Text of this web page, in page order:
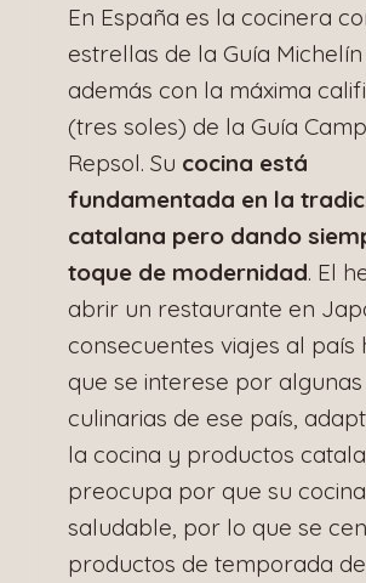
En España es la cocinera
estrellas de la Guía
además con la máxima
(tres soles) de la Guía
Repsol. Su cocina está
fundamentada en la
catalana pero dando
toque de modernidad. El
abrir un restaurante en
consecuentes viajes al país
que se interese por
culinarias de ese país,
la cocina y productos
preocupa por que su
saludable, por lo que se
productos de temporada